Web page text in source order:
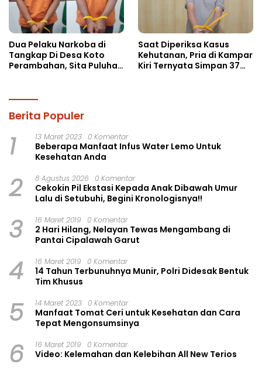
Dua Pelaku Narkoba di
Tangkap Di Desa Koto
Perambahan, Sita Puluhan
Saat Diperiksa Kasus
Kehutanan, Pria di Kampar
Kiri Ternyata Simpan 37
Berita Populer
1 13 Maret 2023 0 Komentar
Beberapa Manfaat Infus Water Lemo Untuk
Kesehatan Anda
2 8 Agustus 2026 0 Komentar
Cekokin Pil Ekstasi Kepada Anak Dibawah Umur
Lalu di Setubuhi, Begini Kronologisnya!!
3 16 Maret 2019 0 Komentar
2 Hari Hilang, Nelayan Tewas Mengambang di
Pantai Cipalawah Garut
4 16 Maret 2019 0 Komentar
14 Tahun Terbunuhnya Munir, Polri Didesak Bentuk
Tim Khusus
5 14 Maret 2023 0 Komentar
Manfaat Tomat Ceri untuk Kesehatan dan Cara
Tepat Mengonsumsinya
6 16 Maret 2019 0 Komentar
Video: Kelemahan dan Kelebihan All New Terios